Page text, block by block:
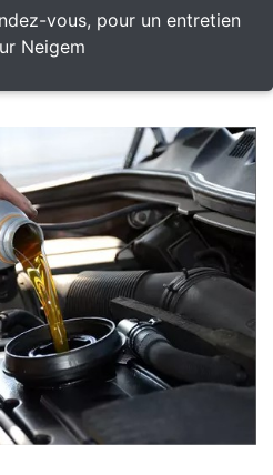
vous, pour un entretien
Neigem